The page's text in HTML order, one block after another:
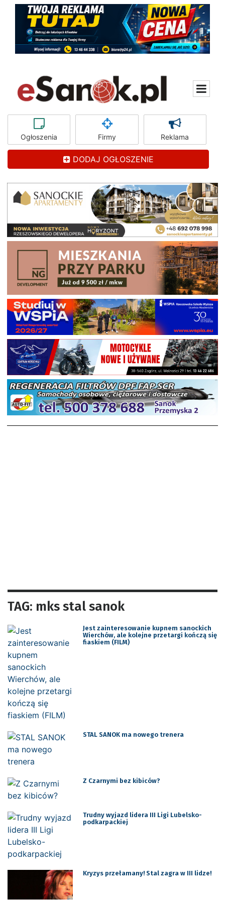
Ogłoszenia Firmy Reklama
DODAJ OGŁOSZENIE
TAG: mks stal sanok
Jest zainteresowanie kupnem sanockich
Wierchów, ale kolejne przetargi kończą się
fiaskiem (FILM)
STAL SANOK ma nowego trenera
Z Czarnymi bez kibiców?
Trudny wyjazd lidera III Ligi Lubelsko-
podkarpackiej
Kryzys przełamany! Stal zagra w III lidze!